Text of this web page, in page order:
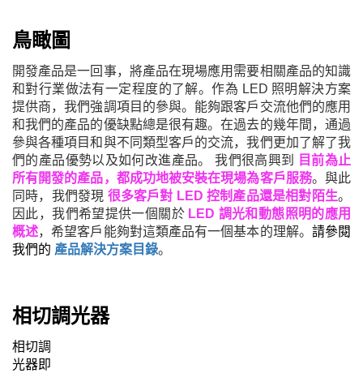
鳥瞰圖
開發產品是一回事，將產品在現場應用需要相關產品的知識
和對行業做法有一定程度的了解。作為 LED 照明解決方案
提供商，我們強調項目的參與。能夠跟客戶交流他們的應用
和我們的產品的優缺點總是很有趣。在過去的幾年間，通過
參與各種項目和與不同類型客戶的交流，我們更加了解了我
們的產品優勢以及如何改進產品。 我們很高興到
目前為止
所有開發的產品，都成功地被安裝在現場為客戶服務。 與此
同時，我們發現 很多客戶對 LED 控制產品還是相對陌生。
因此，我們希望提供一個關於 LED 調光和動態照明的應用
概述，希望客戶能夠對這類產品有一個基本的理解。 請參閱
我們的 產品解決方案目錄。
相切調光器
相切調
光器即